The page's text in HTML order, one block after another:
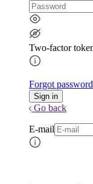
Two-factor
Forgot
Go back
E-mail